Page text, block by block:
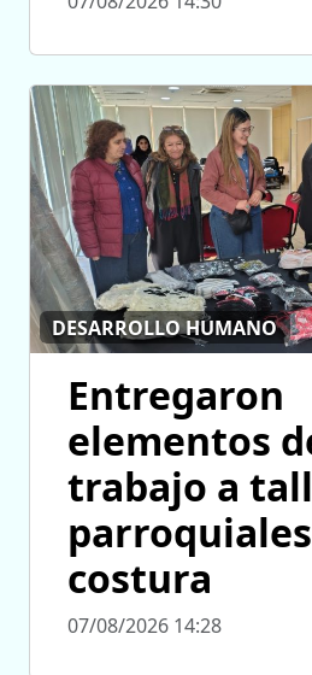
DESARROLLO HUMANO
Entregaron
elementos
trabajo a
costura
07/08/2026 14:28